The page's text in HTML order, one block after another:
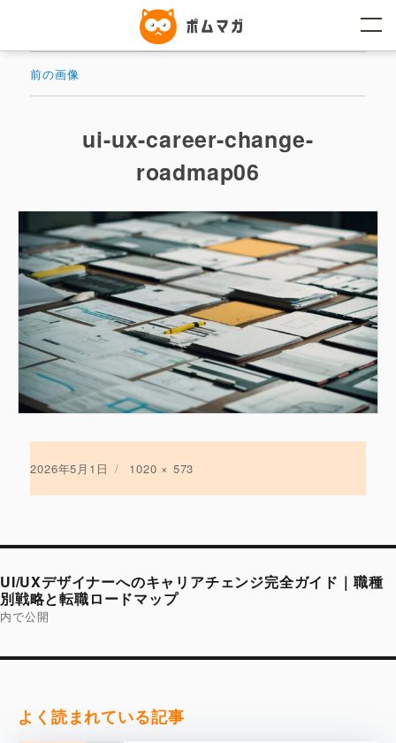
ン
前の画像
ui-ux-career-change-
roadmap06
投
2026年5月1日
フ
ズ
1020 × 573
投
ナ
ビ
ゲ
ー
ョ
UI/UXデザイナーへのキャリアチェンジ完全ガイド｜職種
別戦略と転職ロードマップ
内で公開
よく読まれている記事